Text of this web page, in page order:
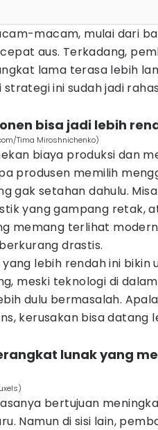
macam, mulai dari
aus. Terkadang,
lama terasa lebih
ini sudah jadi
bisa jadi lebih
Tima Miroshnichenko)
biaya produksi dan
produsen memilih
gak setahan dahulu.
yang gampang retak,
memang terlihat
drastis.
lebih rendah ini bikin
meski teknologi di
dulu bermasalah.
kerusakan bisa datang
lunak yang
bertujuan
Namun di sisi lain,